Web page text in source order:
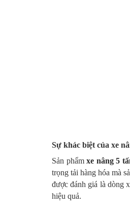
Sự khác biệt của xe
Sản phẩmxe nâng 5
trọng tải hàng hóa mà
được đánh giá là dòng
hiệu quả.